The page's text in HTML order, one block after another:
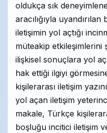
oldukça sık
aracılığıyla
iletişimin yol açtığı
müteakip etkileşimlerini
ilişkisel sonuçlara yol
hak ettiği ilgiyi
kişilerarası iletişim
yol açan iletişim
makale, Türkçe
boşluğu incitici iletişim